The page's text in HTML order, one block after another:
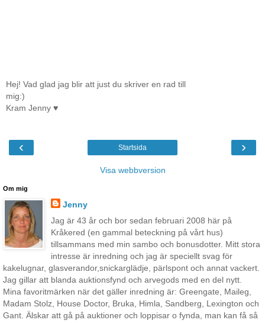
Hej! Vad glad jag blir att just du skriver en rad till
mig:)
Kram Jenny ♥
‹ ›
Startsida
Visa webbversion
Om mig
Jenny
Jag är 43 år och bor sedan februari 2008 här på
Kråkered (en gammal beteckning på vårt hus)
tillsammans med min sambo och bonusdotter. Mitt stora
intresse är inredning och jag är speciellt svag för
kakelugnar, glasverandor,snickarglädje, pärlspont och annat vackert.
Jag gillar att blanda auktionsfynd och arvegods med en del nytt.
Mina favoritmärken när det gäller inredning är: Greengate, Maileg,
Madam Stolz, House Doctor, Bruka, Himla, Sandberg, Lexington och
Gant. Älskar att gå på auktioner och loppisar o fynda, man kan få så